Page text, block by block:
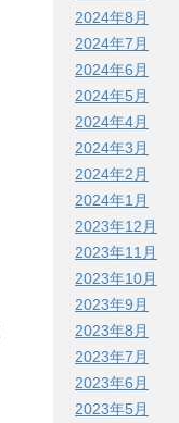
2024年8月
2024年7月
2024年6月
2024年5月
2024年4月
2024年3月
2024年2月
2024年1月
2023年12月
2023年11月
2023年10月
2023年9月
2023年8月
2023年7月
2023年6月
2023年5月